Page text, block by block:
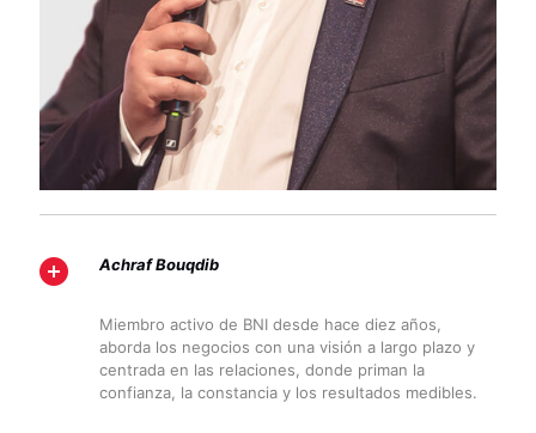
Achraf Bouqdib
Miembro activo de BNI desde hace diez años,
aborda los negocios con una visión a largo plazo y
centrada en las relaciones, donde priman la
confianza, la constancia y los resultados medibles.